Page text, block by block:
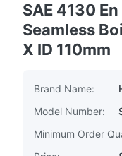
SAE 4130
Seamless
X ID 110mm
Brand Name:
Model Number:
Minimum Order